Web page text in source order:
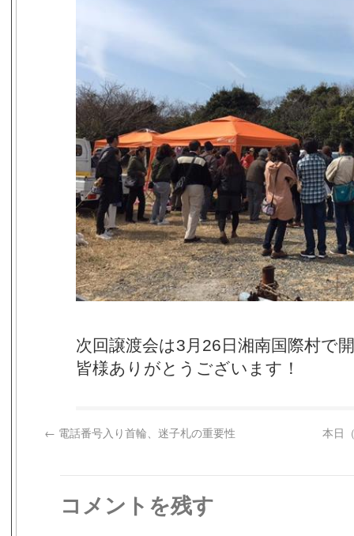
次回譲渡会は3月26日湘南国際村で
皆様ありがとうございます！
← 電話番号入り首輪、迷子札の重要性 本日
コメントを残す